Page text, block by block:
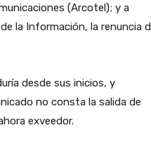
(Arcotel); y a
la Información, la renuncia
desde sus inicios, y
no consta la salida de
exveedor.